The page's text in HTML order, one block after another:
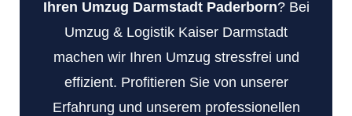
Ihren Umzug Darmstadt Paderborn? Bei
Umzug & Logistik Kaiser Darmstadt
machen wir Ihren Umzug stressfrei und
effizient. Profitieren Sie von unserer
Erfahrung und unserem professionellen